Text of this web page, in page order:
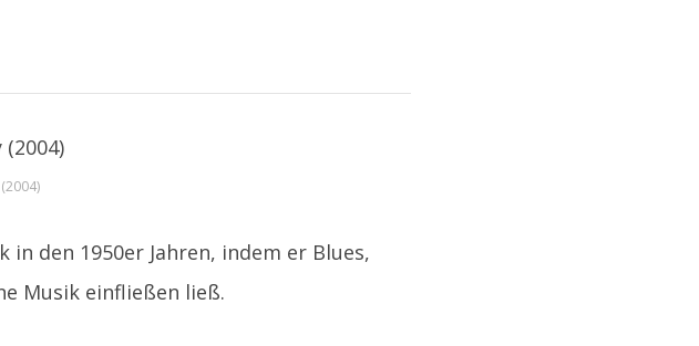
den 1950er Jahren, indem er Blues,
Musik einfließen ließ.